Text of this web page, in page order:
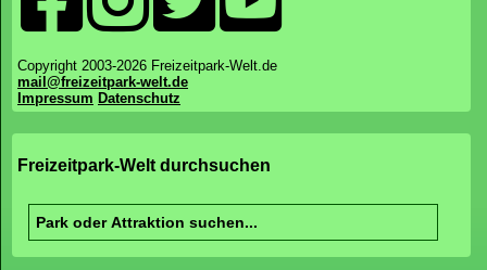
Copyright 2003-2026 Freizeitpark-Welt.de
mail@freizeitpark-welt.de
Impressum Datenschutz
Freizeitpark-Welt durchsuchen